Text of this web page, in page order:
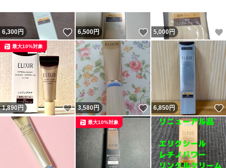
6,300円 いいね！
6,500円 いいね！
5,000円
1,890 円 いいね！
最大10%対象
3,580円 いいね！
6,850円
最大10%対象